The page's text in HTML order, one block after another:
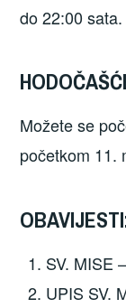
do 22:00 sata.
Možete se
početkom 11.
SV. MISE
UPIS SV.